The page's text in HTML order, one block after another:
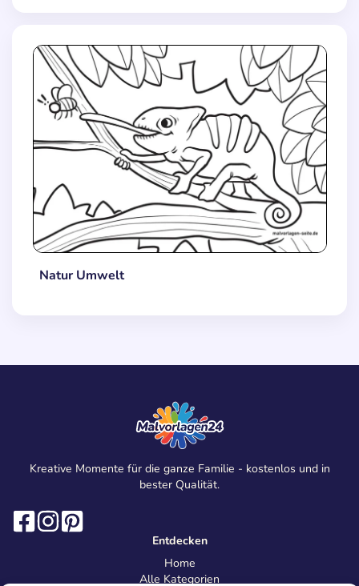
Natur Umwelt
Kreative Momente für die ganze Familie - kostenlos und in
bester Qualität.
Entdecken
Home
Alle Kategorien